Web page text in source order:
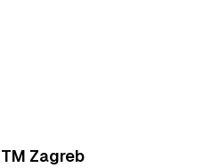
TM Zagreb